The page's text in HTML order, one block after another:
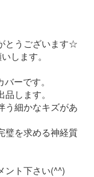
とうございます☆
します。
ーです。
します。
う細かなキズがあ
璧を求める神経質
ント下さい(^^)